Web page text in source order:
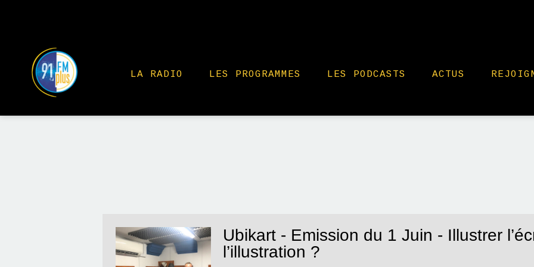
LA RADIO LES PROGRAMMES LES PODCASTS ACTUS
Ubikart - Emission du 1 Juin - Illustrer
l’illustration ?